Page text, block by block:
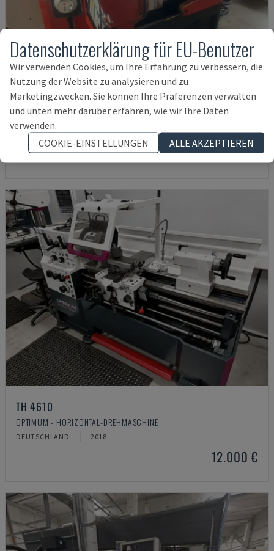
EMCOMAT 200X1000
DEUTSCHLAND 2001
14.000 €
TH 4610
OPTIMUM - HORIZONTAL-DREHMASCHINE
DEUTSCHLAND 2018
12.000 €
Datenschutzerklärung für EU-Benutzer
Wir verwenden Cookies, um Ihre Erfahrung zu verbessern, die
Nutzung der Website zu analysieren und zu
Marketingzwecken. Sie können Ihre Präferenzen verwalten
und unten mehr darüber erfahren, wie wir Ihre Daten
verwenden.
COOKIE-EINSTELLUNGEN
ALLE AKZEPTIEREN